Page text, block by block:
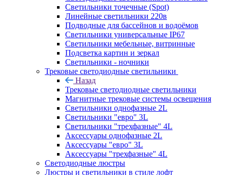
Светильники точечные (Spot)
Линейные светильники 220в
Подводные для бассейнов и водоёмов
Светильники универсальные IP67
Светильники мебельные, витринные
Подсветка картин и зеркал
Светильники - ночники
Трековые светодиодные светильники
Назад
Трековые светодиодные светильники
Магнитные трековые системы освещения
Светильники однофазные 2L
Светильники "евро" 3L
Светильники "трехфазные" 4L
Аксессуары однофазные 2L
Аксессуары "евро" 3L
Аксессуары "трехфазные" 4L
Светодиодные люстры
Люстры и светильники в стиле лофт